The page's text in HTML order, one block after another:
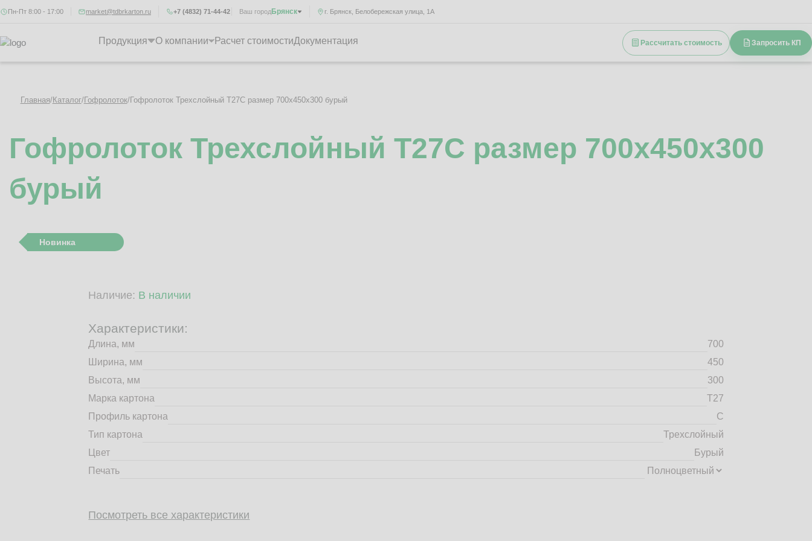
г. Брянск, Белобережская улица, 1А
Пн-Пт 8:00 - 17:00 market@tdbrkarton.ru Ваш городБрянск
+7 (4832) 71-44-42
Продукция О компании Расчет стоимостиДокументация Рассчитать стоимость Запросить КП
Главная/Каталог/Гофролоток/Гофролоток Трехслойный Т27C размер 700x450x300 бурый
Гофролоток Трехслойный Т27C размер 700x450x300
бурый
Новинка
Наличие: В наличии
Характеристики:
Длина, мм
700
Ширина, мм
450
Высота, мм
300
Марка картона
Т27
Профиль картона
C
Тип картона
Трехслойный
Цвет
Бурый
Печать
Посмотреть все характеристики